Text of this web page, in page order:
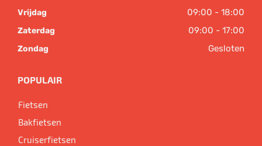
Vrijdag 09:00 - 18:00
Zaterdag 09:00 - 17:00
Zondag Gesloten
POPULAIR
Fietsen
Bakfietsen
Cruiserfietsen